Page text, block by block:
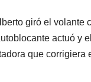
giró el
actuó y
que corrigiera